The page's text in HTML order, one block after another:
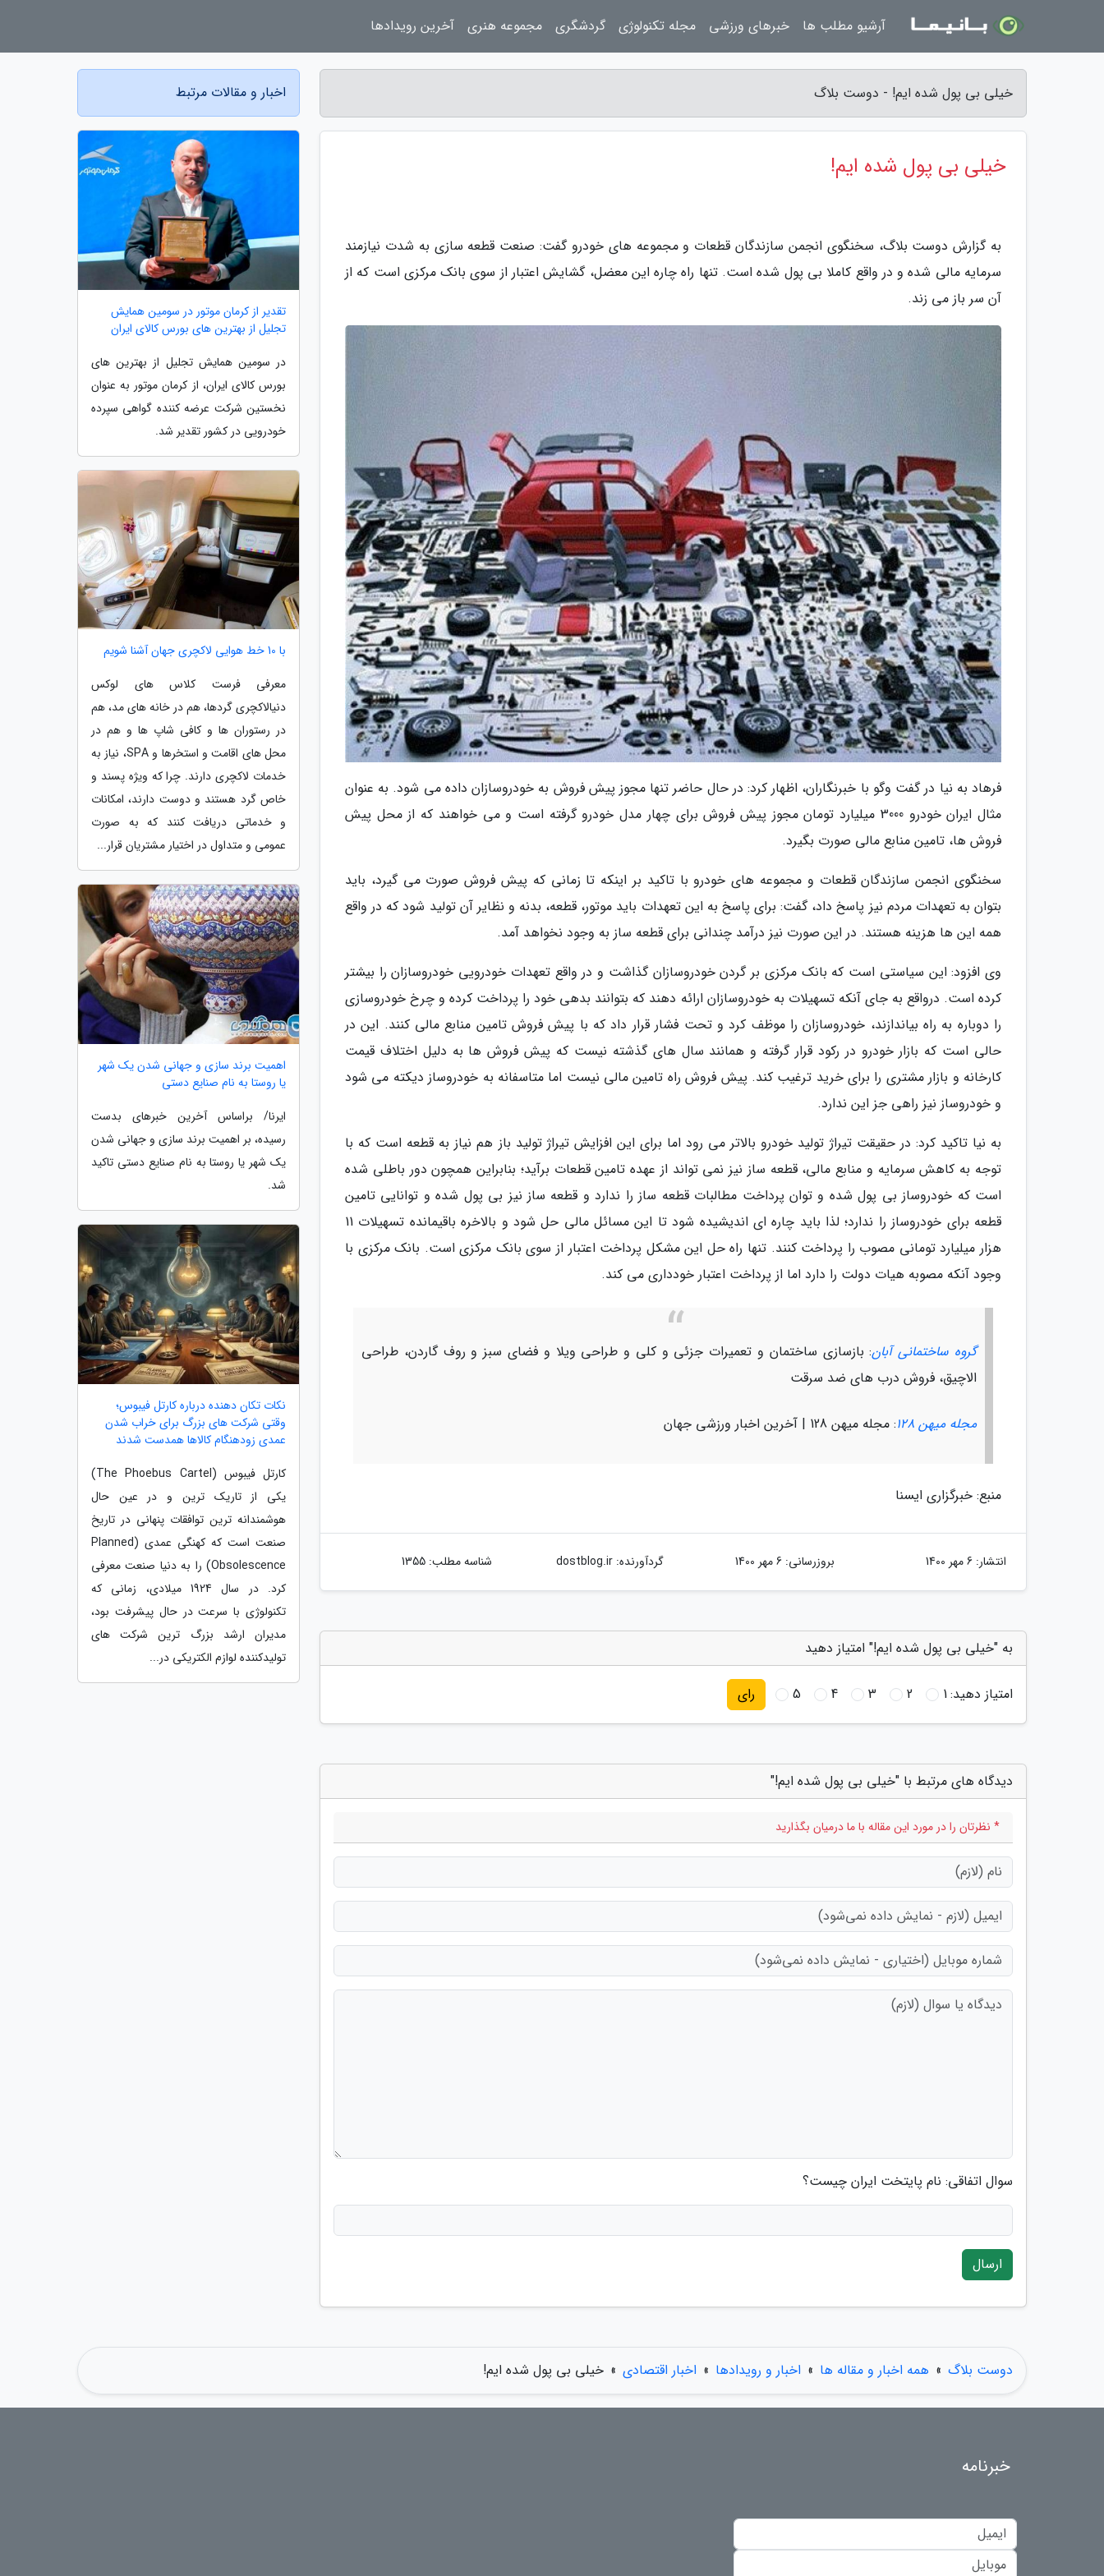
خیلی بی پول شده ایم! - دوست بلاگ
خیلی بی پول شده ایم!
به گزارش دوست بلاگ، سخنگوی انجمن سازندگان قطعات و مجموعه های خودرو گفت: صنعت قطعه سازی به شدت نیازمند
سرمایه مالی شده و در واقع کاملا بی پول شده است. تنها راه چاره این معضل، گشایش اعتبار از سوی بانک مرکزی است که از
آن سر باز می زند.
فرهاد به نیا در گفت وگو با خبرنگاران، اظهار کرد: در حال حاضر تنها مجوز پیش فروش به خودروسازان داده می شود. به عنوان
مثال ایران خودرو 3000 میلیارد تومان مجوز پیش فروش برای چهار مدل خودرو گرفته است و می خواهند که از محل پیش
فروش ها، تامین منابع مالی صورت بگیرد.
سخنگوی انجمن سازندگان قطعات و مجموعه های خودرو با تاکید بر اینکه تا زمانی که پیش فروش صورت می گیرد، باید
بتوان به تعهدات مردم نیز پاسخ داد، گفت: برای پاسخ به این تعهدات باید موتور، قطعه، بدنه و نظایر آن تولید شود که در واقع
همه این ها هزینه هستند. در این صورت نیز درآمد چندانی برای قطعه ساز به وجود نخواهد آمد.
وی افزود: این سیاستی است که بانک مرکزی بر گردن خودروسازان گذاشت و در واقع تعهدات خودرویی خودروسازان را بیشتر
کرده است. درواقع به جای آنکه تسهیلات به خودروسازان ارائه دهند که بتوانند بدهی خود را پرداخت کرده و چرخ خودروسازی
را دوباره به راه بیاندازند، خودروسازان را موظف کرد و تحت فشار قرار داد که با پیش فروش تامین منابع مالی کنند. این در
حالی است که بازار خودرو در رکود قرار گرفته و همانند سال های گذشته نیست که پیش فروش ها به دلیل اختلاف قیمت
کارخانه و بازار مشتری را برای خرید ترغیب کند. پیش فروش راه تامین مالی نیست اما متاسفانه به خودروساز دیکته می شود
و خودروساز نیز راهی جز این ندارد.
به نیا تاکید کرد: در حقیقت تیراژ تولید خودرو بالاتر می رود اما برای این افزایش تیراژ تولید باز هم نیاز به قطعه است که با
توجه به کاهش سرمایه و منابع مالی، قطعه ساز نیز نمی تواند از عهده تامین قطعات برآید؛ بنابراین همچون دور باطلی شده
است که خودروساز بی پول شده و توان پرداخت مطالبات قطعه ساز را ندارد و قطعه ساز نیز بی پول شده و توانایی تامین
قطعه برای خودروساز را ندارد؛ لذا باید چاره ای اندیشیده شود تا این مسائل مالی حل شود و بالاخره باقیمانده تسهیلات 11
هزار میلیارد تومانی مصوب را پرداخت کنند. تنها راه حل این مشکل پرداخت اعتبار از سوی بانک مرکزی است. بانک مرکزی با
وجود آنکه مصوبه هیات دولت را دارد اما از پرداخت اعتبار خودداری می کند.
گروه ساختمانی آبان: بازسازی ساختمان و تعمیرات جزئی و کلی و طراحی ویلا و فضای سبز و روف گاردن، طراحی
الاچیق، فروش درب های ضد سرقت
مجله میهن 128 : مجله میهن 128 | آخرین اخبار ورزشی جهان
منبع: خبرگزاری ایسنا
انتشار: 6 مهر 1400 بروزرسانی: 6 مهر 1400 گردآورنده:dostblog.ir شناسه مطلب: 1355
به "خیلی بی پول شده ایم!" امتیاز دهید
امتیاز دهید:1
2
3
4
5 رای
دیدگاه های مرتبط با "خیلی بی پول شده ایم!"
* نظرتان را در مورد این مقاله با ما درمیان بگذارید
سوال اتفاقی: نام پایتخت ایران چیست؟
ارسال
اخبار و مقالات مرتبط
تقدیر از کرمان موتور در سومین همایش
تجلیل از بهترین های بورس کالای ایران
در سومین همایش تجلیل از بهترین های
بورس کالای ایران، از کرمان موتور به عنوان
نخستین شرکت عرضه کننده گواهی سپرده
خودرویی در کشور تقدیر شد.
با 10 خط هوایی لاکچری جهان آشنا شویم
معرفی فرست کلاس های لوکس
دنیالاکچری گردها، هم در خانه های مد، هم
در رستوران ها و کافی شاپ ها و هم در
محل های اقامت و استخرها و SPA، نیاز به
خدمات لاکچری دارند. چرا که ویژه پسند و
خاص گرد هستند و دوست دارند، امکانات
و خدماتی دریافت کنند که به صورت
عمومی و متداول در اختیار مشتریان قرار...
اهمیت برند سازی و جهانی شدن یک شهر
یا روستا به نام صنایع دستی
ایرنا/ براساس آخرین خبرهای بدست
رسیده، بر اهمیت برند سازی و جهانی شدن
یک شهر یا روستا به نام صنایع دستی تاکید
شد.
نکات تکان دهنده درباره کارتل فیبوس؛
وقتی شرکت های بزرگ برای خراب شدن
عمدی زودهنگام کالاها همدست شدند
کارتل فیبوس (The Phoebus Cartel)
یکی از تاریک ترین و در عین حال
هوشمندانه ترین توافقات پنهانی در تاریخ
صنعت است که کهنگی عمدی (Planned
Obsolescence) را به دنیا صنعت معرفی
کرد. در سال 1924 میلادی، زمانی که
تکنولوژی با سرعت در حال پیشرفت بود،
مدیران ارشد بزرگ ترین شرکت های
تولیدکننده لوازم الکتریکی در...
دوست بلاگ » همه اخبار و مقاله ها » اخبار و رویدادها » اخبار اقتصادی » خیلی بی پول شده ایم!
آرشیو مطلب ها خبرهای ورزشی مجله تکنولوژی گردشگری مجموعه هنری آخرین رویدادها
خبرنامه